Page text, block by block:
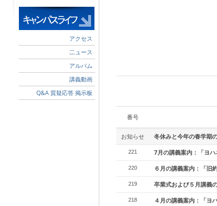
アクセス
二ュース
アルバム
講義動画
Q&A 質疑応答 掲示板
番号
お知らせ 冬休みと今年の春学期
221 7月の講義案内：「ヨ
220 ６月の講義案内：「旧
219 卒業式および５月講義
218 ４月の講義案内：「ヨ